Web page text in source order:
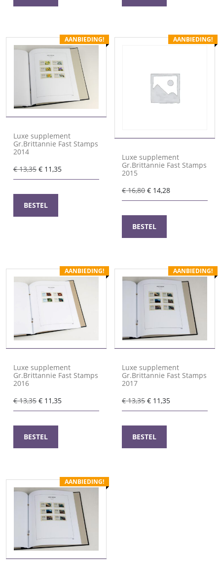
AANBIEDING!
Luxe supplement
Gr.Brittannie Fast Stamps
2014
€13,35 Oorspronkelijke
prijs
€ 13,35.
€ 11,35Huidige
prijs
BESTEL
AANBIEDING!
Luxe supplement
Gr.Brittannie Fast Stamps
2015
€16,80Oorspronkelijke
prijs
€ 16,80.
€ 14,28Huidige
prijs
BESTEL
AANBIEDING!
Luxe supplement
Gr.Brittannie Fast Stamps
2016
€13,35 Oorspronkelijke
prijs
€ 13,35.
€ 11,35Huidige
prijs
BESTEL
AANBIEDING!
Luxe supplement
Gr.Brittannie Fast Stamps
2017
€13,35Oorspronkelijke
prijs
€ 13,35.
€ 11,35Huidige
prijs
BESTEL
AANBIEDING!